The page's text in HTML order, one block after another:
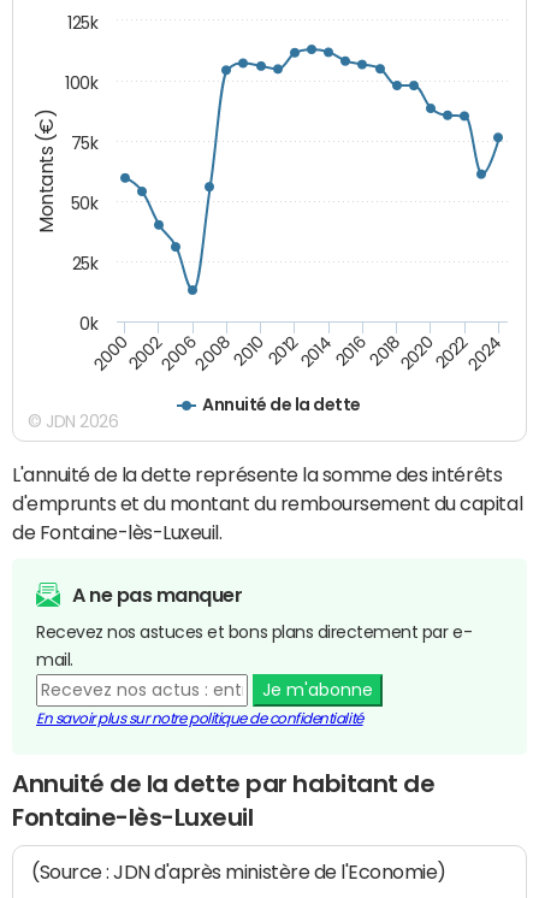
Montants (€)
Annuité de la dette
200020022006200820102012201420162018202020222024
0k
25k
50k
75k
100k
125k
© JDN 2026
L'annuité de la dette représente la somme des intérêts
d'emprunts et du montant du remboursement du capital
de Fontaine-lès-Luxeuil.
A ne pas manquer
Recevez nos astuces et bons plans directement par e-
mail.
Je m'abonne
En savoir plus sur notre politique de confidentialité
Annuité de la dette par habitant de
Fontaine-lès-Luxeuil
(Source : JDN d'après ministère de l'Economie)